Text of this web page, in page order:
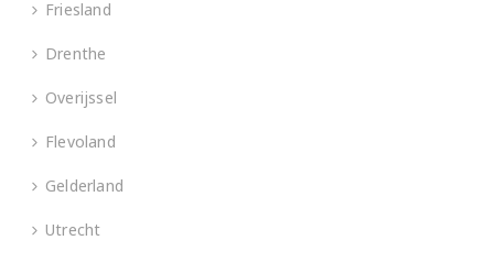
Friesland
Drenthe
Overijssel
Flevoland
Gelderland
Utrecht